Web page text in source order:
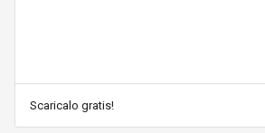
Scaricalo gratis!